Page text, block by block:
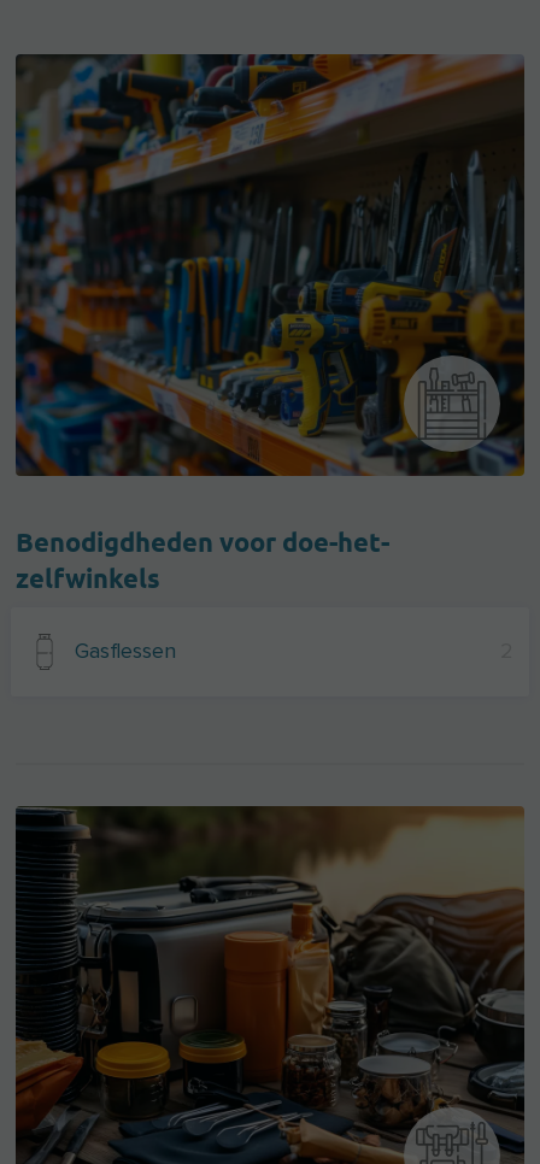
Benodigdheden voor doe-het-
zelfwinkels
Gasflessen